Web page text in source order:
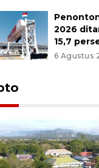
2026
15,7
6 Agustus